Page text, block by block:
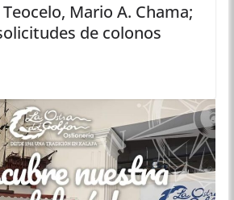
Mario A. Chama;
de colonos